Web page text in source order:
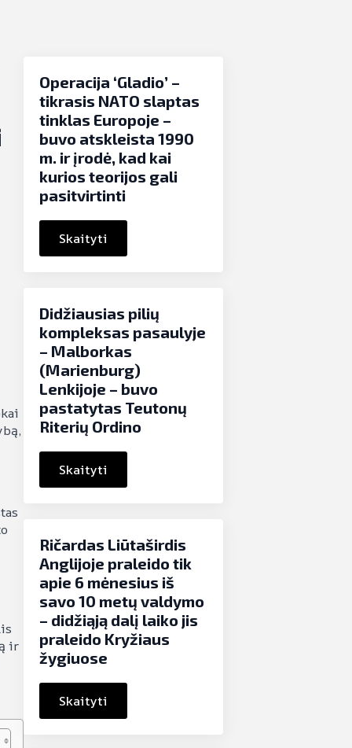
ir
Operacija ‘Gladio’ –
tikrasis NATO slaptas
tinklas Europoje –
buvo atskleista 1990
m. ir įrodė, kad kai
kurios teorijos gali
pasitvirtinti
Skaityti
Didžiausias pilių
kompleksas pasaulyje
– Malborkas
(Marienburg)
Lenkijoje – buvo
pastatytas Teutonų
Riterių Ordino
Skaityti
Ričardas Liūtaširdis
Anglijoje praleido tik
apie 6 mėnesius iš
savo 10 metų valdymo
– didžiąją dalį laiko jis
praleido Kryžiaus
žygiuose
Skaityti